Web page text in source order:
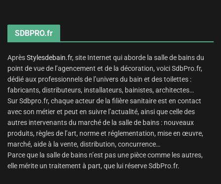
SDBPRO.fr
AprèsStylesdebain.fr, site Internet qui aborde la salle de bains du
point de vue de l’agencement et de la décoration, voici SdbPro.fr,
dédié aux professionnels de l’univers du bain et des toilettes :
fabricants, distributeurs, installateurs, bainistes, architectes…
Sur Sdbpro.fr, chaque acteur de la filière sanitaire est en contact
avec son métier et peut en suivre l’actualité, ainsi que celle des
autres intervenants du marché de la salle de bains : nouveaux
produits, règles de l’art, norme et réglementation, mise en œuvre,
marché, aide à la vente, distribution, concurrence…
Parce que la salle de bains n’est pas une pièce comme les autres,
elle mérite un traitement à part, que lui réserve SdbPro.fr.